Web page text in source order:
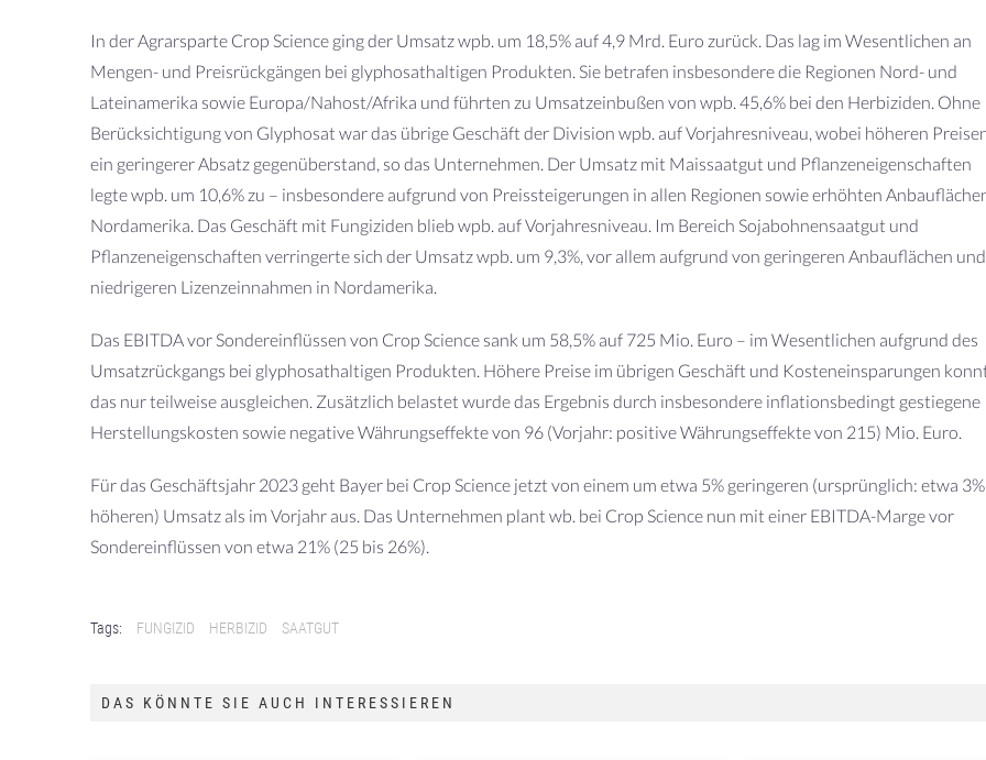
In der Agrarsparte Crop Science ging der Umsatz wpb. um 18,5% auf 4,9 Mrd. Euro zurück. Das lag im Wesentlichen an
Mengen- und Preisrückgängen bei glyphosathaltigen Produkten. Sie betrafen insbesondere die Regionen Nord- und
Lateinamerika sowie Europa/Nahost/Afrika und führten zu Umsatzeinbußen von wpb. 45,6% bei den Herbiziden. Ohne
Berücksichtigung von Glyphosat war das übrige Geschäft der Division wpb. auf Vorjahresniveau, wobei höheren
ein geringerer Absatz gegenüberstand, so das Unternehmen. Der Umsatz mit Maissaatgut und Pflanzeneigenschaften
legte wpb. um 10,6% zu – insbesondere aufgrund von Preissteigerungen in allen Regionen sowie erhöhten
Nordamerika. Das Geschäft mit Fungiziden blieb wpb. auf Vorjahresniveau. Im Bereich Sojabohnensaatgut und
Pflanzeneigenschaften verringerte sich der Umsatz wpb. um 9,3%, vor allem aufgrund von geringeren Anbauflächen und
niedrigeren Lizenzeinnahmen in Nordamerika.
Das EBITDA vor Sondereinflüssen von Crop Science sank um 58,5% auf 725 Mio. Euro – im Wesentlichen aufgrund des
Umsatzrückgangs bei glyphosathaltigen Produkten. Höhere Preise im übrigen Geschäft und Kosteneinsparungen
das nur teilweise ausgleichen. Zusätzlich belastet wurde das Ergebnis durch insbesondere inflationsbedingt gestiegene
Herstellungskosten sowie negative Währungseffekte von 96 (Vorjahr: positive Währungseffekte von 215) Mio. Euro.
Für das Geschäftsjahr 2023 geht Bayer bei Crop Science jetzt von einem um etwa 5% geringeren (ursprünglich: etwa 3%
höheren) Umsatz als im Vorjahr aus. Das Unternehmen plant wb. bei Crop Science nun mit einer EBITDA-Marge vor
Sondereinflüssen von etwa 21% (25 bis 26%).
Tags: FUNGIZID HERBIZID SAATGUT
DAS KÖNNTE SIE AUCH INTERESSIEREN